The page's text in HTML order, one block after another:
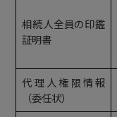
相続人全員の印鑑
証明書
代理人権限情報
（委任状）